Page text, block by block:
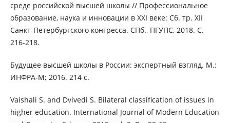
среде российской высшей школы // Профессиональное
образование, наука и инновации в ХХI веке: Сб. тр. XII
Санкт-Петербургского конгресса. СПб., ПГУПС, 2018. С.
216-218.
Будущее высшей школы в России: экспертный взгляд. М.:
ИНФРА-М; 2016. 214 с.
Vaishali S. and Dvivedi S. Bilateral classification of issues in
higher education. International Journal of Modern Education